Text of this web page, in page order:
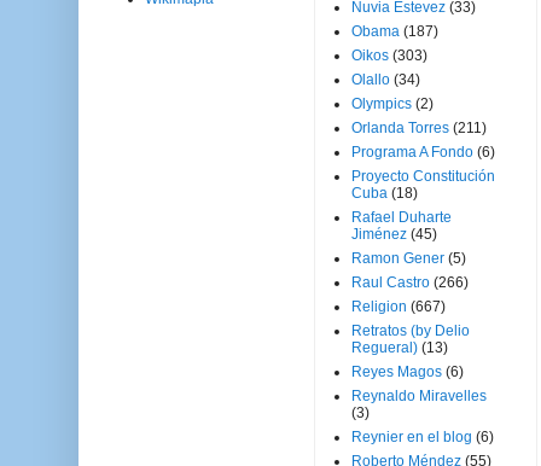
Nuvia Estevez (33)
Obama (187)
Oikos (303)
Olallo (34)
Olympics (2)
Orlanda Torres (211)
Programa A Fondo (6)
Proyecto Constitución
Cuba (18)
Rafael Duharte
Jiménez (45)
Ramon Gener (5)
Raul Castro (266)
Religion (667)
Retratos (by Delio
Regueral) (13)
Reyes Magos (6)
Reynaldo Miravelles
(3)
Reynier en el blog (6)
Roberto Méndez (55)